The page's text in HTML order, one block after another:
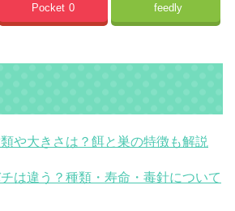
Pocket 0 feedly
や大きさは？餌と巣の特徴も解説
は違う？種類・寿命・毒針について